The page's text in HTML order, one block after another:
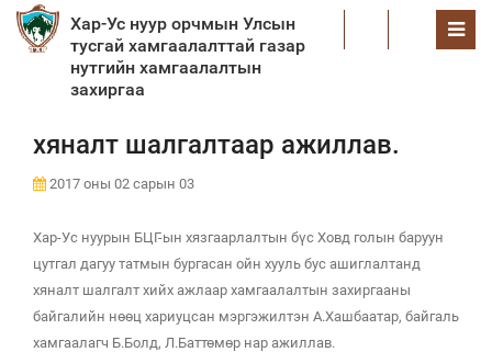
Хар-Ус нуур орчмын Улсын
тусгай хамгаалалттай газар
нутгийн хамгаалалтын
захиргаа
хяналт шалгалтаар ажиллав.
2017 оны 02 сарын 03
Хар-Ус нуурын БЦГ-ын хязгаарлалтын бүс Ховд голын баруун
цутгал дагуу татмын бургасан ойн хууль бус ашиглалтанд
хяналт шалгалт хийх ажлаар хамгаалалтын захиргааны
байгалийн нөөц хариуцсан мэргэжилтэн А.Хашбаатар, байгаль
хамгаалагч Б.Болд, Л.Баттөмөр нар ажиллав.